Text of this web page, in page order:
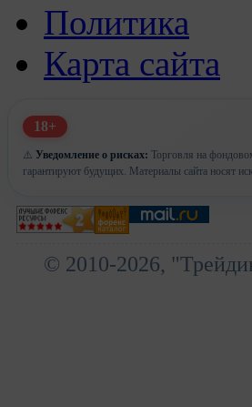
Политика
Карта сайта
18+
⚠️ Уведомление о рисках: Торговля на
гарантируют будущих. Материалы сайта носят
© 2010-2026,